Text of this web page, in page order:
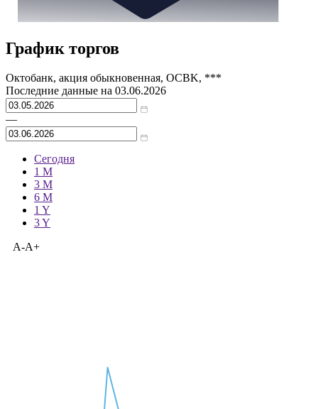
График торгов
Октобанк, акция обыкновенная, OCBK, ***
Последние данные на 03.06.2026
—
Сегодня
1 M
3 M
6 M
1 Y
3 Y